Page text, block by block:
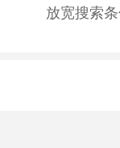
放宽搜索